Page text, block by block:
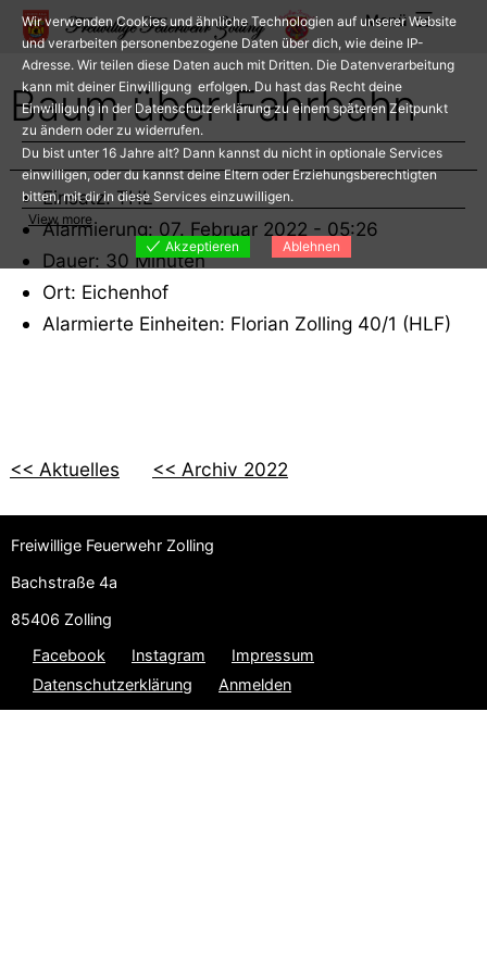
Zum
Inhalt
springen
Menü
Baum über Fahrbahn
Einsatz: THL
Alarmierung: 07. Februar 2022 - 05:26
Dauer: 30 Minuten
Ort: Eichenhof
Alarmierte Einheiten: Florian Zolling 40/1 (HLF)
<< Aktuelles << Archiv 2022
Freiwillige Feuerwehr Zolling
Bachstraße 4a
85406 Zolling
Facebook
Instagram
Impressum
Datenschutzerklärung
Anmelden
Wir verwenden Cookies und ähnliche Technologien auf unserer Website
und verarbeiten personenbezogene Daten über dich, wie deine IP-
Adresse. Wir teilen diese Daten auch mit Dritten. Die Datenverarbeitung
kann mit deiner Einwilligung erfolgen. Du hast das Recht deine
Einwilligung in der Datenschutzerklärung zu einem späteren Zeitpunkt
zu ändern oder zu widerrufen.
Du bist unter 16 Jahre alt? Dann kannst du nicht in optionale Services
einwilligen, oder du kannst deine Eltern oder Erziehungsberechtigten
bitten, mit dir in diese Services einzuwilligen.
View more
Akzeptieren
Ablehnen